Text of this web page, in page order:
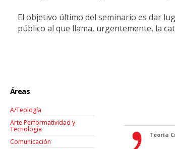
El objetivo último del seminario es dar
público al que llama, urgentemente, la
Áreas
A/Teología
Arte Performatividad y
Tecnología
Comunicación
Teoría